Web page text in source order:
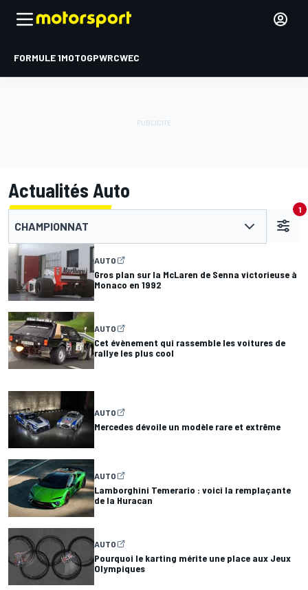
FORMULE 1MOTOGPWRCWEC
Actualités Auto
CHAMPIONNAT
1
AUTO
Gros plan sur la McLaren de Senna victorieuse à
Monaco en 1992
AUTO
Cet évènement qui rassemble les voitures de
rallye les plus cool
AUTO
Mercedes dévoile un modèle rare et extrême
AUTO
Lamborghini Temerario : voici la remplaçante
de la Huracan
AUTO
Pourquoi le karting mérite une place aux Jeux
Olympiques